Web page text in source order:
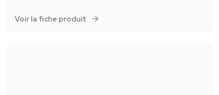
Voir la fiche produit